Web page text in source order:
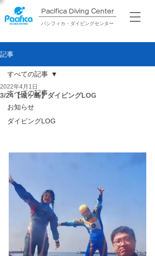
Pacifica Diving Center​
パシフィカ・ダイビングセンター
記事
すべての記事
お知らせ
ダイビングLOG
すべての記事
3/24【城ヶ島】ダイビングLOG
2022年4月1日